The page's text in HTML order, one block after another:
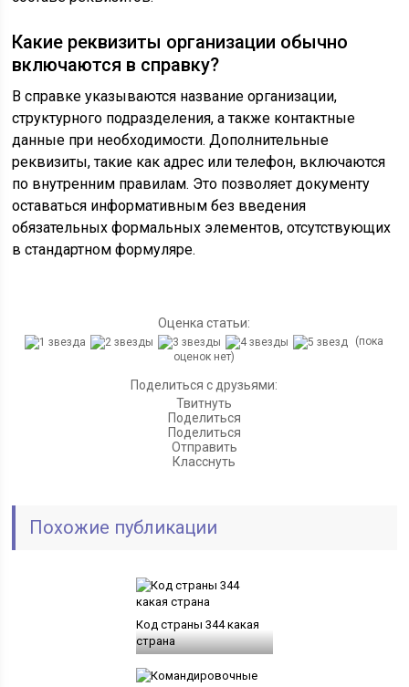
Какие реквизиты организации обычно
включаются в справку?
В справке указываются название организации,
структурного подразделения, а также контактные
данные при необходимости. Дополнительные
реквизиты, такие как адрес или телефон, включаются
по внутренним правилам. Это позволяет документу
оставаться информативным без введения
обязательных формальных элементов, отсутствующих
в стандартном формуляре.
Оценка статьи:
(пока
оценок нет)
Поделиться с друзьями:
Твитнуть
Поделиться
Поделиться
Отправить
Класснуть
Похожие публикации
Код страны 344 какая
страна